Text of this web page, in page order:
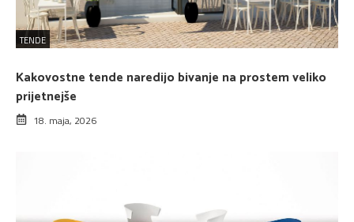
TENDE
Kakovostne tende naredijo bivanje na prostem veliko
prijetnejše
18. maja, 2026